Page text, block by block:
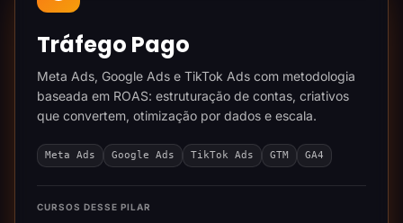
Tráfego Pago
Meta Ads, Google Ads e TikTok Ads com metodologia
baseada em ROAS: estruturação de contas, criativos
que convertem, otimização por dados e escala.
Meta Ads Google Ads TikTok Ads GTM GA4
CURSOS DESSE PILAR